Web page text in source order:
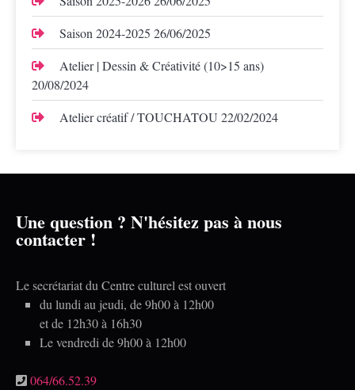
Saison 2024-2025 26/06/2025
Atelier | Dessin & Créativité (10>15 ans)
20/08/2024
Atelier créatif / TOUCHATOU 22/02/2024
Une question ? N'hésitez pas à nous
contacter !
Le secrétariat du Centre culturel est ouvert
du lundi au jeudi, de 9h00 à 12h00
et de 12h30 à 16h30
Le vendredi de 9h00 à 12h00
064/66.52.39